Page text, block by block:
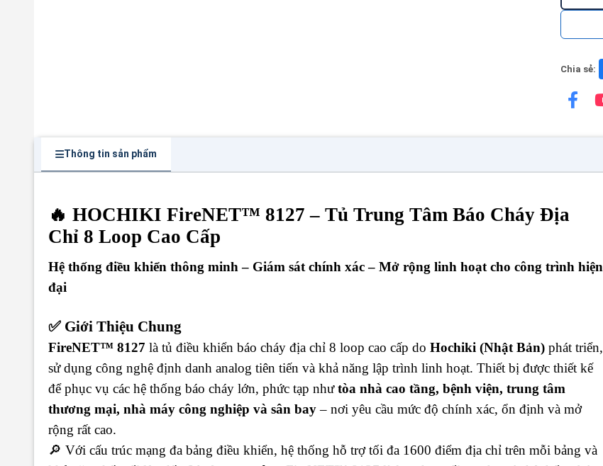
Chia sẻ:
Thông tin sản phẩm
🔥 HOCHIKI FireNET™ 8127 – Tủ Trung Tâm Báo Cháy Địa
Chỉ 8 Loop Cao Cấp
Hệ thống điều khiển thông minh – Giám sát chính xác – Mở rộng linh hoạt cho công trình hiện
đại
✅ Giới Thiệu Chung
FireNET™ 8127 là tủ điều khiển báo cháy địa chỉ 8 loop cao cấp do Hochiki (Nhật Bản) phát triển,
sử dụng công nghệ định danh analog tiên tiến và khả năng lập trình linh hoạt. Thiết bị được thiết kế
để phục vụ các hệ thống báo cháy lớn, phức tạp nhưtòa nhà cao tầng, bệnh viện, trung tâm
thương mại, nhà máy công nghiệp và sân bay– nơi yêu cầu mức độ chính xác, ổn định và mở
rộng rất cao.
🔎 Với cấu trúc mạng đa bảng điều khiển, hệ thống hỗ trợ tối đa 1600 điểm địa chỉ trên mỗi bảng và